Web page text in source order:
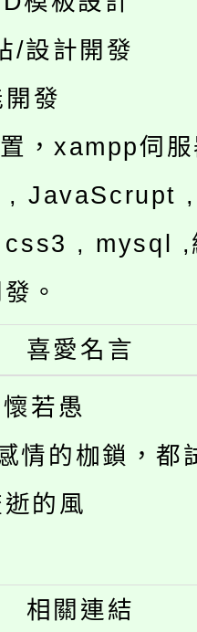
/設計開發
發
，xampp伺
, JavaScrupt
, mysql ,
。
喜愛名言
若愚
情的枷鎖，都
的風
相關連結